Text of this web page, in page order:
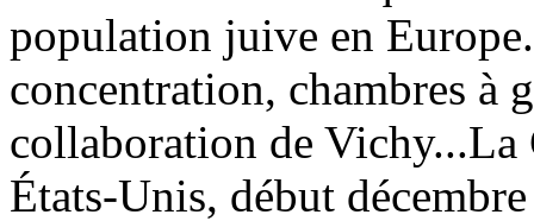
population juive en
concentration, chambres à
collaboration de Vichy...La
États-Unis, début